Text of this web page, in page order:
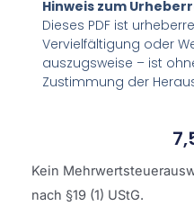
Hinweis zum
Dieses PDF ist
Vervielfältigung oder
auszugsweise – ist
Zustimmung der
Kein
nach §19 (1) UStG.